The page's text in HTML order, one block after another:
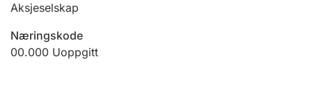
Offentlig sektor
Aksjeselskap
Næringskode
00.000 Uoppgitt